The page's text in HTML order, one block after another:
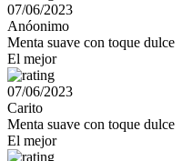
07/06/2023
Anóonimo
Menta suave con toque dulce
El mejor
07/06/2023
Carito
Menta suave con toque dulce
El mejor